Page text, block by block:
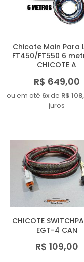
Chicote Main Para
FT450/FT550 6
CHICOTE A
R$ 649,00
ou em até 6xde R$
juros
CHICOTE
EGT-4 CAN
R$ 109,00